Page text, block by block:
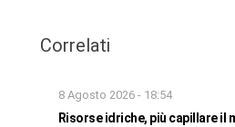
Correlati
8 Agosto 2026 - 18:54
Risorse idriche, più capillare il